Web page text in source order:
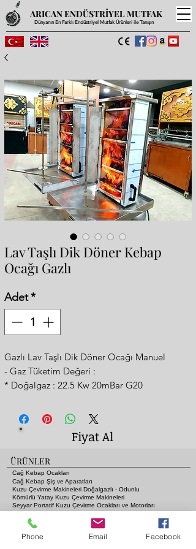
Dünyanın En Farklı Endüstriyel Mutfak Ürünleri ile Tanışın
ARICAN ENDÜSTRİYEL MUTFAK
Lav Taşlı Dik Döner Kebap
Ocağı Gazlı
Adet*
Gazlı Lav Taşlı Dik Döner Ocağı Manuel
- Gaz Tüketim Değeri :
* Doğalgaz : 22.5 Kw 20mBar G20
* Radyanlı Döner Ocaklarında 5 Gözlüye Eş
Değer
* LPG: 1.77KG/h Dedantör (0-8kg/h) 30 mBar
G30/31
Elektrik: 26w 220v 50 Hz 2 Rpm (110 volt ile
çalışan ülkeler için motor seçeneğimiz
mevcuttur)
- Ölçüler:
* Ocak Ölçüsü : 35x45xh:100 cm
* Tepsi Ölçüsü : 85x65xh: 20 cm
Fiyat Al
ÜRÜNLER
Cağ Kebap Ocakları
Cağ Kebap Şiş ve Aparatları
Kuzu Çevirme Makineleri Doğalgazlı - Odunlu
Kömürlü Yatay Kuzu Çevirme Makineleri
Seyyar Portatif Kuzu Çevirme Ocakları ve Motorları
Fanlı Isıtıcı Sobalara Odun - Kömür - Gaz - Elektrik
Kebap Şişleri ve Mangal Aksesuarları
Pide Fırınları
Phone Email Facebook